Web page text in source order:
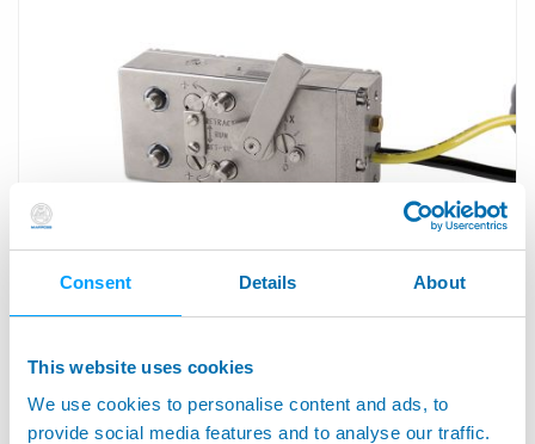
Consent Details About
This website uses cookies
We use cookies to personalise content and ads, to
provide social media features and to analyse our traffic.
MICROMAR 8™ - Medidor Versátil para